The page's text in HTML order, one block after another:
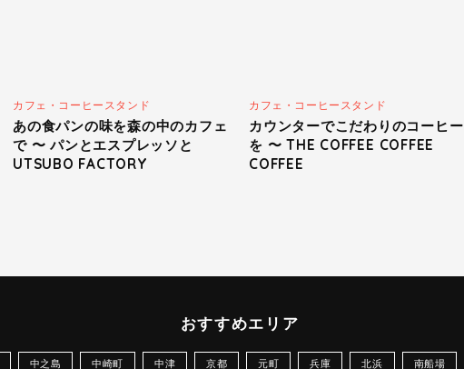
カフェ・コーヒースタンド
あの食パンの味を森の中のカフェ
で 〜 パンとエスプレッソと
UTSUBO FACTORY
カフェ・コーヒースタンド
カウンターでこだわりのコーヒー
を 〜 THE COFFEE COFFEE
COFFEE
おすすめエリア
中之島 中崎町 中津 京都 元町 兵庫 北浜 南船場